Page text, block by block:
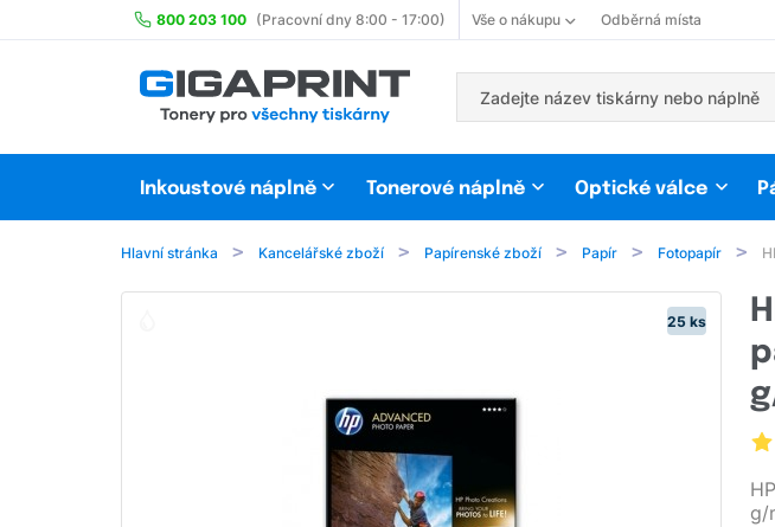
800 203 100 (Pracovní dny 8:00 - 17:00) Vše o nákupu Odběrná místa
Inkoustové náplně Tonerové náplně Optické válce
Hlavní stránka Kancelářské zboží Papírenské zboží Papír Fotopapír
25 ks
g/